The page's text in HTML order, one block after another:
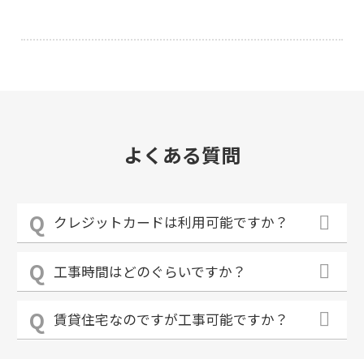
よくある質問
クレジットカードは利用可能ですか？
工事時間はどのぐらいですか？
賃貸住宅なのですが工事可能ですか？